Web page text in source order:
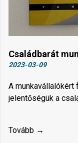
Családbarát
2023-03-09
A
jelentőségük a
Tovább →